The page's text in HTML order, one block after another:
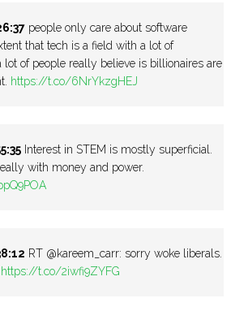
people only care about software
that tech is a field with a lot of
lot of people really believe is billionaires are
https://t.co/6NrYkzgHEJ
Interest in STEM is mostly superficial.
with money and power.
RT @kareem_carr: sorry woke liberals.
https://t.co/2iwfi9ZYFG